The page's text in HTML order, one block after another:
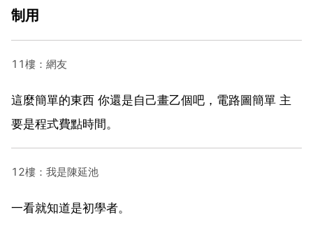
制用
11樓：網友
這麼簡單的東西 你還是自己畫乙個吧，電路圖簡單 主
要是程式費點時間。
12樓：我是陳延池
一看就知道是初學者。